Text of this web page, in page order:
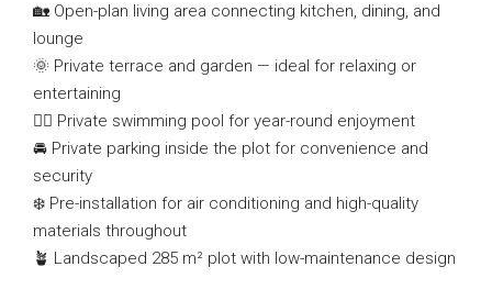
🏡 Open-plan living area connecting kitchen, dining, and
lounge
🌞 Private terrace and garden — ideal for relaxing or
entertaining
🏊‍♀️ Private swimming pool for year-round enjoyment
🚘 Private parking inside the plot for convenience and
security
❄️ Pre-installation for air conditioning and high-quality
materials throughout
🪴 Landscaped 285 m² plot with low-maintenance design